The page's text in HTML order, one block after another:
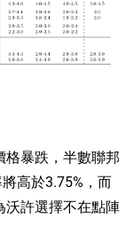
格暴跌，半數聯邦
高於3.75%，而
沃許選擇不在點陣